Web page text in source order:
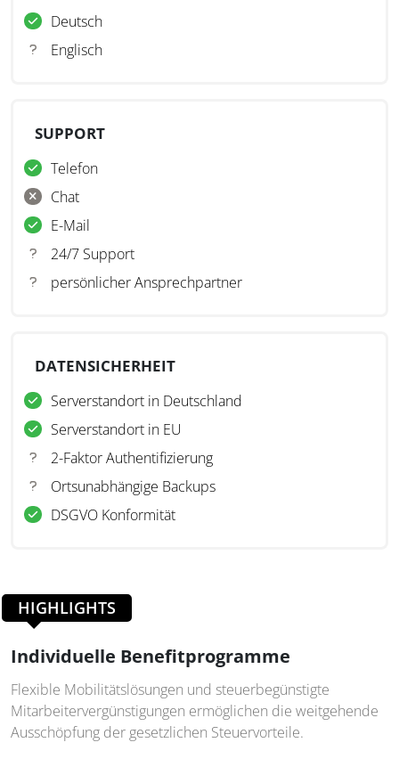
Deutsch
Englisch
SUPPORT
Telefon
Chat
E-Mail
24/7 Support
persönlicher Ansprechpartner
DATENSICHERHEIT
Serverstandort in Deutschland
Serverstandort in EU
2-Faktor Authentifizierung
Ortsunabhängige Backups
DSGVO Konformität
HIGHLIGHTS
Individuelle Benefitprogramme
Flexible Mobilitätslösungen und steuerbegünstigte
Mitarbeitervergünstigungen ermöglichen die weitgehende
Ausschöpfung der gesetzlichen Steuervorteile.